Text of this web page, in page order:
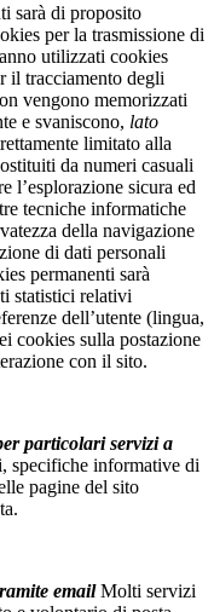
sarà di proposito
per la trasmissione di
utilizzati cookies
il tracciamento degli
vengono memorizzati
e svaniscono, lato
limitato alla
da numeri casuali
l’esplorazione sicura ed
tecniche informatiche
della navigazione
di dati personali
permanenti sarà
statistici relativi
dell’utente (lingua,
cookies sulla postazione
con il sito.
particolari servizi a
specifiche informative di
pagine del sito
email Molti servizi